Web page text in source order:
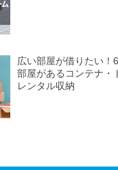
広い部屋が借りたい！
部屋があるコンテナ・
レンタル収納